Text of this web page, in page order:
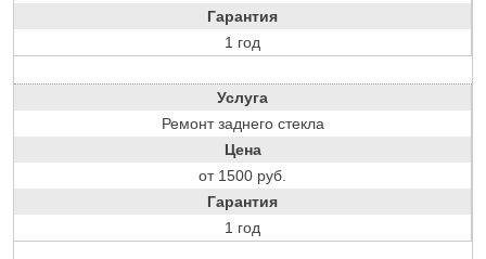
Гарантия
1 год
Услуга
Ремонт заднего стекла
Цена
от 1500 руб.
Гарантия
1 год